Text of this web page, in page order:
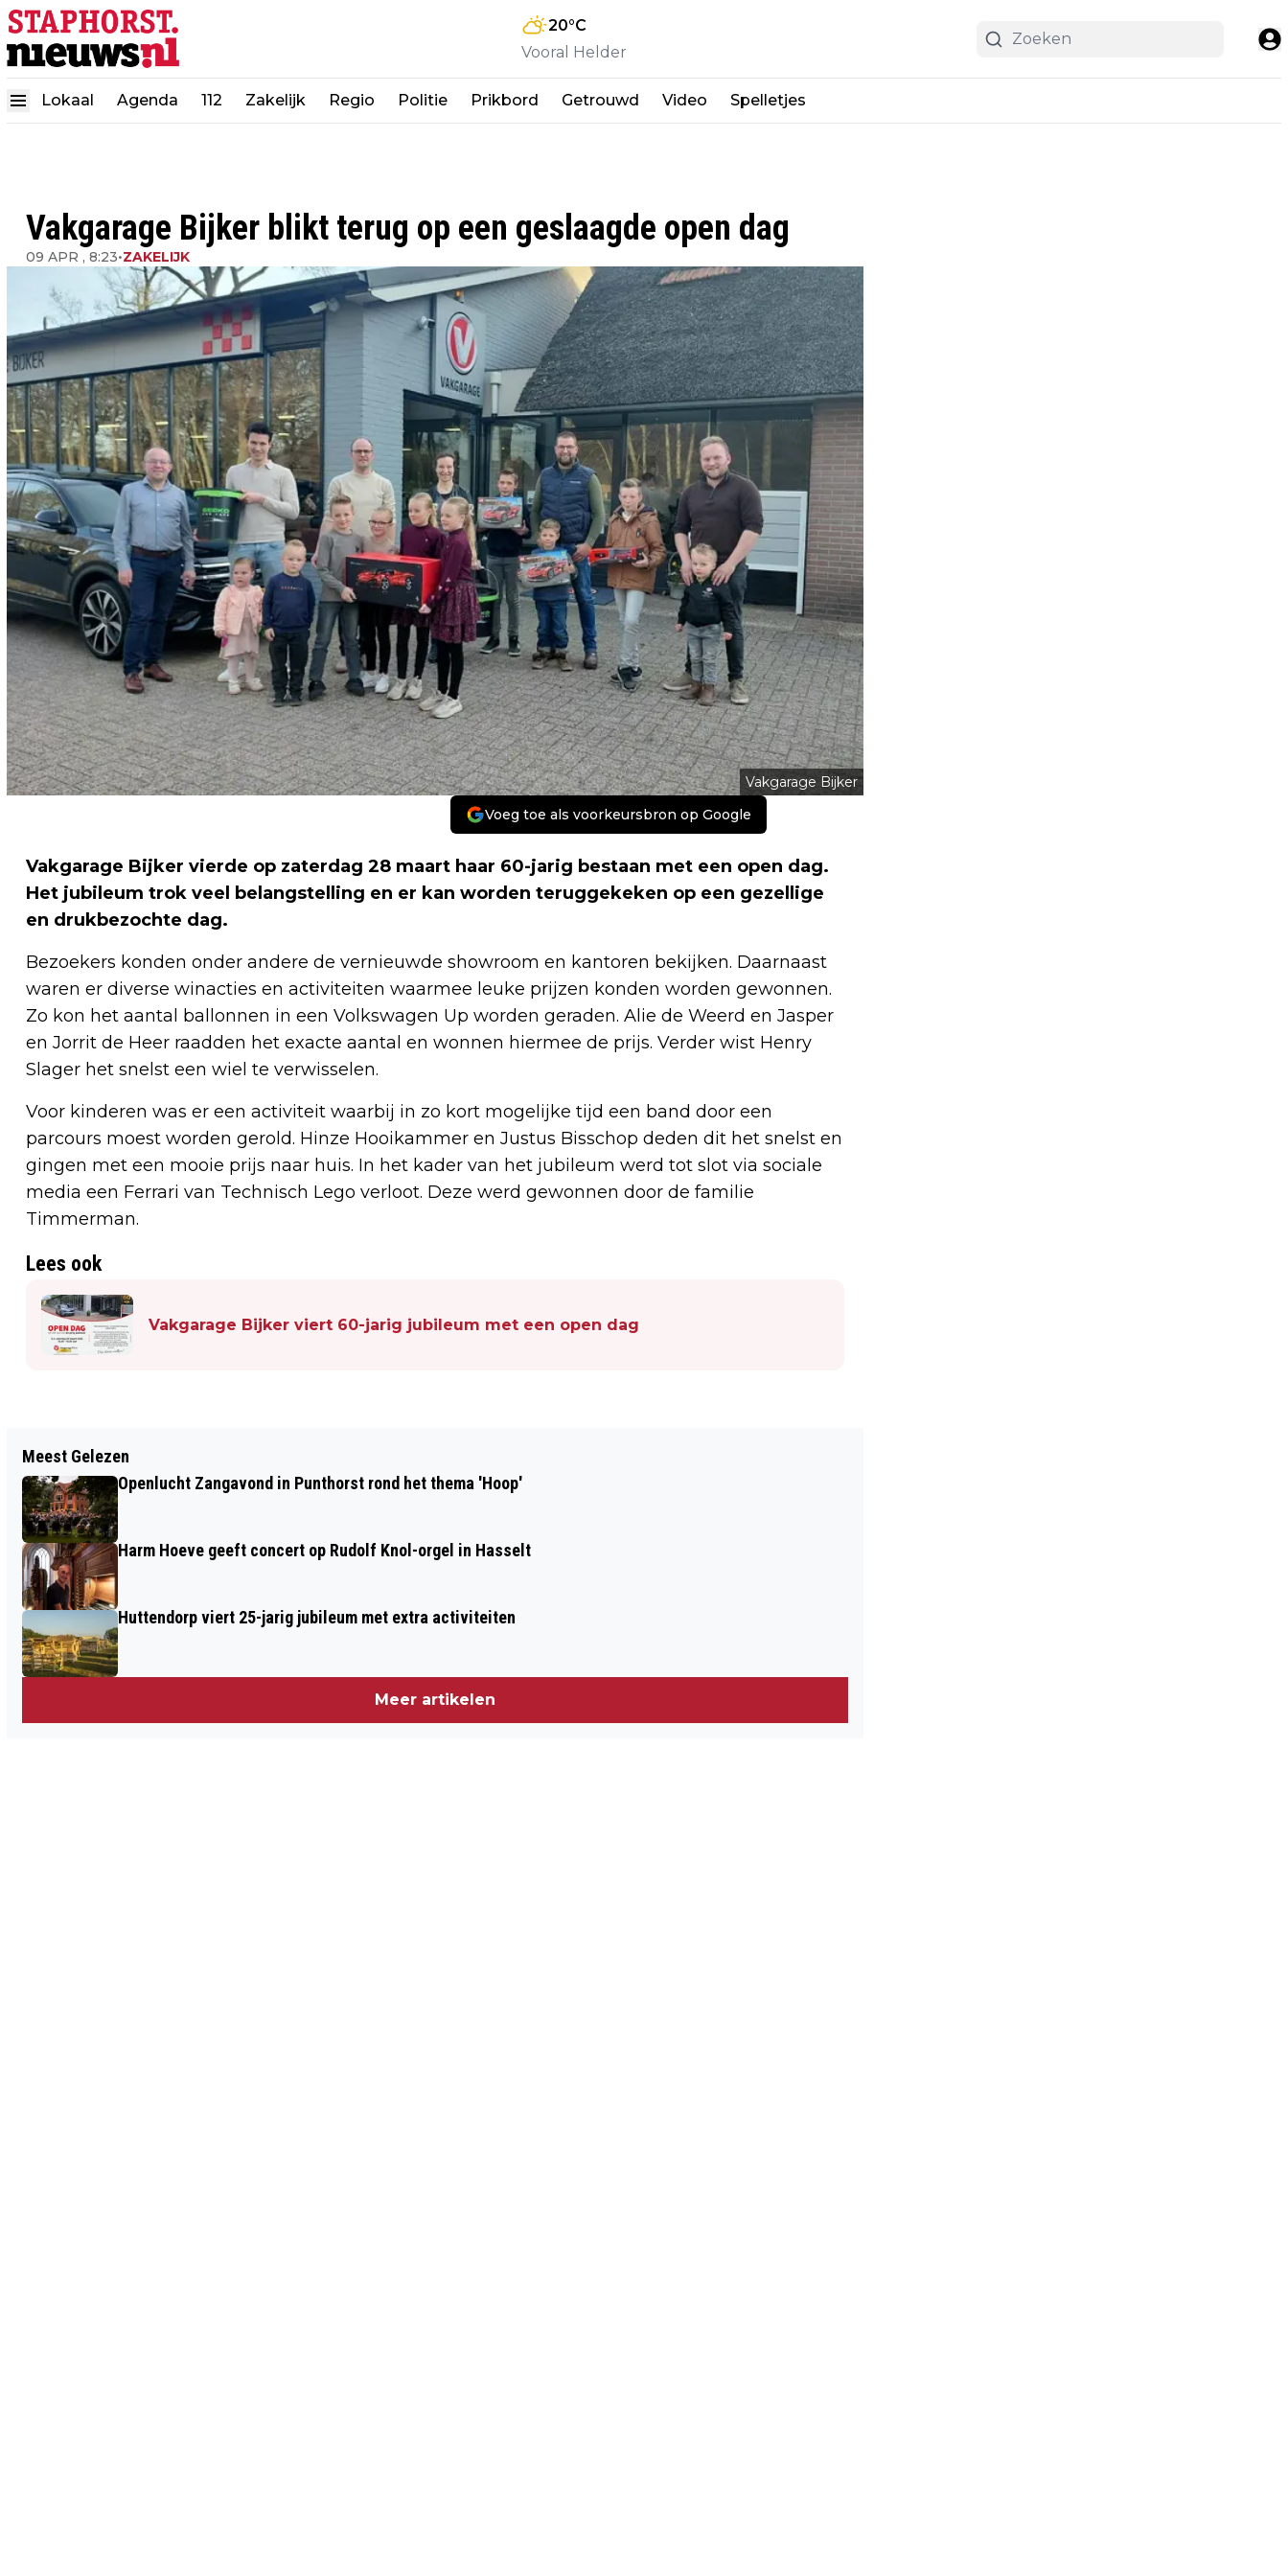
20°C
Vooral Helder
Lokaal Agenda 112 Zakelijk Regio Politie Prikbord Getrouwd Video Spelletjes
Vakgarage Bijker blikt terug op een geslaagde open dag
09 APR , 8:23•ZAKELIJK
Vakgarage Bijker
Voeg toe als voorkeursbron op Google
Vakgarage Bijker vierde op zaterdag 28 maart haar 60-jarig bestaan met een open dag.
Het jubileum trok veel belangstelling en er kan worden teruggekeken op een gezellige
en drukbezochte dag.
Bezoekers konden onder andere de vernieuwde showroom en kantoren bekijken. Daarnaast
waren er diverse winacties en activiteiten waarmee leuke prijzen konden worden gewonnen.
Zo kon het aantal ballonnen in een Volkswagen Up worden geraden. Alie de Weerd en Jasper
en Jorrit de Heer raadden het exacte aantal en wonnen hiermee de prijs. Verder wist Henry
Slager het snelst een wiel te verwisselen.
Voor kinderen was er een activiteit waarbij in zo kort mogelijke tijd een band door een
parcours moest worden gerold. Hinze Hooikammer en Justus Bisschop deden dit het snelst en
gingen met een mooie prijs naar huis. In het kader van het jubileum werd tot slot via sociale
media een Ferrari van Technisch Lego verloot. Deze werd gewonnen door de familie
Timmerman.
Lees ook
Vakgarage Bijker viert 60-jarig jubileum met een open dag
DERDE DIA-AVOND MET ALIE
STEGEMAN IN MUSEUM STAPHORST
COALITIE SGP, CU EN CDA
Meest Gelezen
Openlucht Zangavond in Punthorst rond het thema 'Hoop'
Harm Hoeve geeft concert op Rudolf Knol-orgel in Hasselt
Huttendorp viert 25-jarig jubileum met extra activiteiten
Meer artikelen